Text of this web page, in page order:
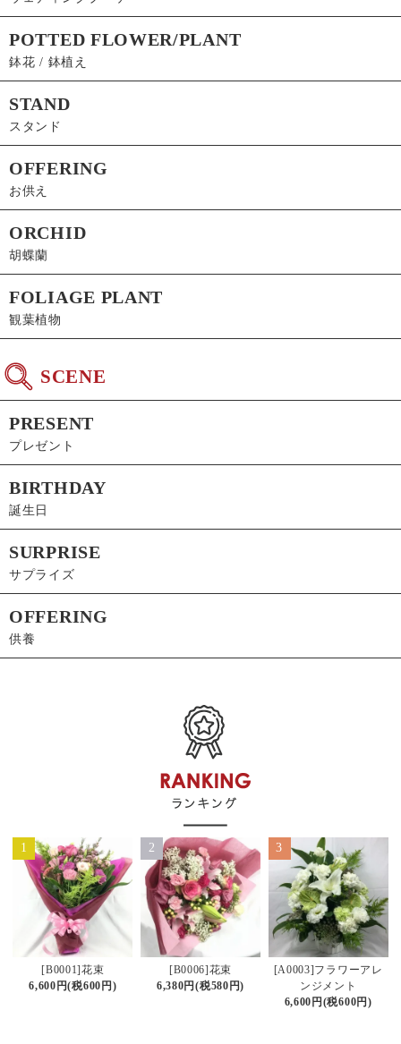
POTTED FLOWER/PLANT
鉢花 / 鉢植え
STAND
スタンド
OFFERING
お供え
ORCHID
胡蝶蘭
FOLIAGE PLANT
観葉植物
SCENE
PRESENT
プレゼント
BIRTHDAY
誕生日
SURPRISE
サプライズ
OFFERING
供養
1
[B0001]花束
6,600円(税600円)
2
[B0006]花束
6,380円(税580円)
3
[A0003]フラワーアレ
ンジメント
6,600円(税600円)